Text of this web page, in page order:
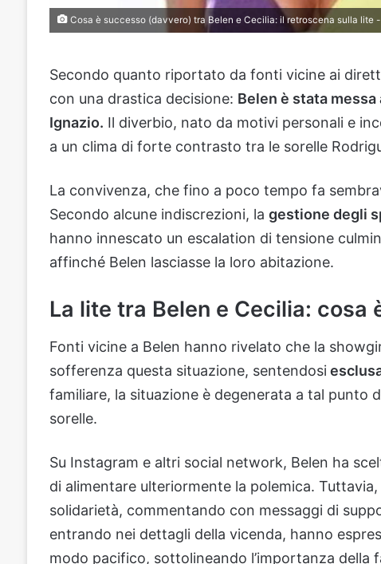
Cosa è successo (davvero) tra Belen e Cecilia: il retroscena sulla lite
Secondo quanto riportato da fonti vicine ai
con una drastica decisione: Belen è stata
Ignazio. Il diverbio, nato da motivi personali e
a un clima di forte contrasto tra le sorelle
La convivenza, che fino a poco tempo fa
Secondo alcune indiscrezioni, la gestione degli
hanno innescato un escalation di tensione
affinché Belen lasciasse la loro abitazione.
La lite tra Belen e Cecilia: cosa
Fonti vicine a Belen hanno rivelato che la
sofferenza questa situazione, sentendosi
familiare, la situazione è degenerata a tal
sorelle.
Su Instagram e altri social network, Belen ha
di alimentare ulteriormente la polemica.
solidarietà, commentando con messaggi di
entrando nei dettagli della vicenda, hanno
modo pacifico, sottolineando l’importanza della